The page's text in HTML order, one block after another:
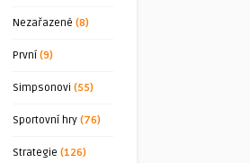
Nezařazené (8)
První (9)
Simpsonovi (55)
Sportovní hry (76)
Strategie (126)